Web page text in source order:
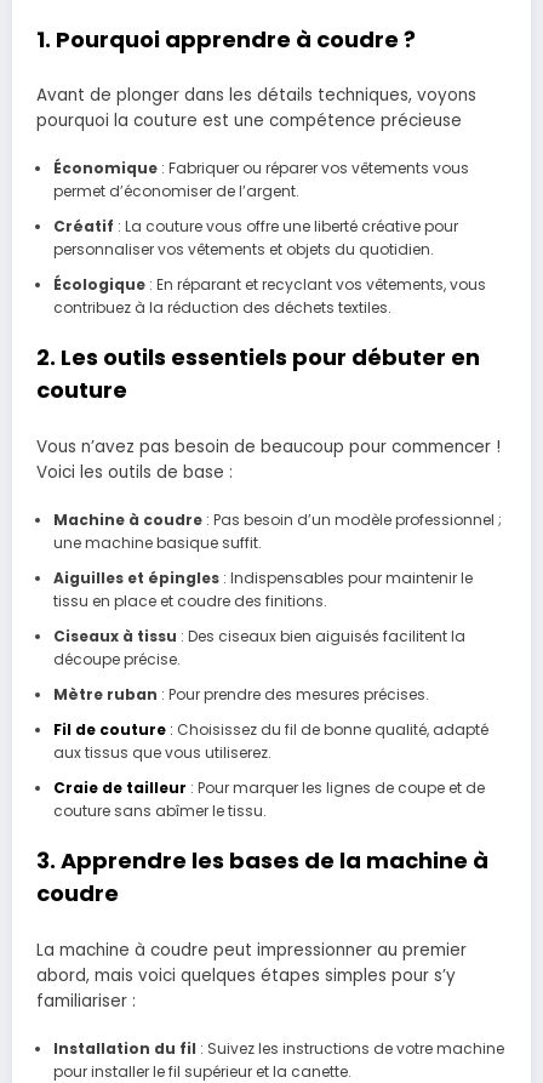
1. Pourquoi apprendre à coudre ?
Avant de plonger dans les détails techniques, voyons
pourquoi la couture est une compétence précieuse
Économique: Fabriquer ou réparer vos vêtements vous
permet d’économiser de l’argent.
Créatif : La couture vous offre une liberté créative pour
personnaliser vos vêtements et objets du quotidien.
Écologique: En réparant et recyclant vos vêtements, vous
contribuez à la réduction des déchets textiles.
2. Les outils essentiels pour débuter en
couture
Vous n’avez pas besoin de beaucoup pour commencer !
Voici les outils de base :
Machine à coudre: Pas besoin d’un modèle professionnel ;
une machine basique suffit.
Aiguilles et épingles: Indispensables pour maintenir le
tissu en place et coudre des finitions.
Ciseaux à tissu : Des ciseaux bien aiguisés facilitent la
découpe précise.
Mètre ruban : Pour prendre des mesures précises.
Fil de couture: Choisissez du fil de bonne qualité, adapté
aux tissus que vous utiliserez.
Craie de tailleur : Pour marquer les lignes de coupe et de
couture sans abîmer le tissu.
3. Apprendre les bases de la machine à
coudre
La machine à coudre peut impressionner au premier
abord, mais voici quelques étapes simples pour s’y
familiariser :
Installation du fil : Suivez les instructions de votre machine
pour installer le fil supérieur et la canette.